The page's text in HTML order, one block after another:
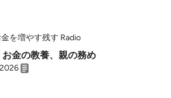
を増やす残す Radio
#2531 お金の教養、親の務め